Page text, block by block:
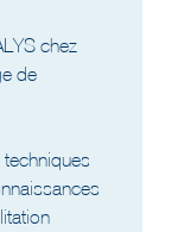
chez
de